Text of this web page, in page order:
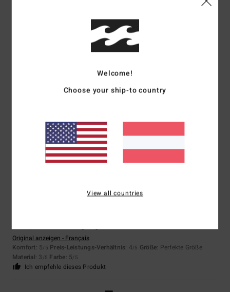
5/5
24. Mai 2026
/5 Farbe: 5/5
Ich empfehle dieses Produkt
3
Original anzeigen - Français
Komfort: 5/5 Preis-Leistungs-Verhältnis: 4/5 Größe: Perfekte Größe
Material: 3 /5 Farbe: 5/5
Ich empfehle dieses Produkt
Welcome!
Choose your ship-to country
View all countries